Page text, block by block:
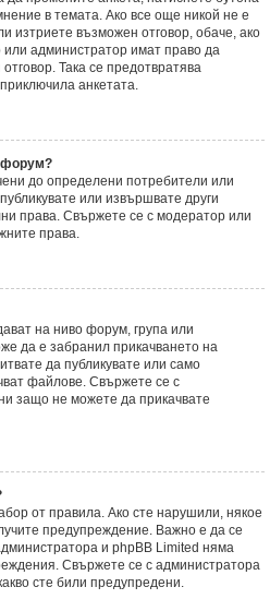
в темата. Ако все още никой не е
изтриете възможен отговор, обаче, ако
или администратор имат право да
Така се предотвратява
анкетата.
форум?
до определени потребители или
или извършвате други
права. Свържете се с модератор или
права.
на ниво форум, група или
да е забранил прикачването на
да публикувате или само
файлове. Свържете се с
защо не можете да прикачвате
от правила. Ако сте нарушили, някое
предупреждение. Важно е да се
и phpBB Limited няма
Свържете се с администратора
сте били предупредени.